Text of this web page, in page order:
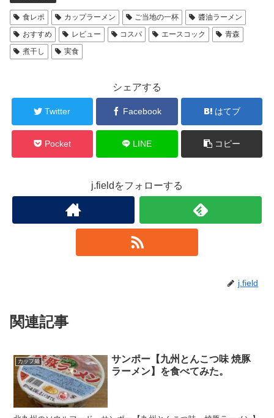
食レポ カップラーメン ご当地の一杯
醬油ラーメン
おすすめ
レビュー コスパ エースコック
青森
煮干し
実食
シェアする
Twitter Facebook はてブ
Pocket LINE コピー
j.fieldをフォローする
j.field
関連記事
カップ麺
サンポー【九州とんこつ味 焼豚
ラーメン】を食べてみた。